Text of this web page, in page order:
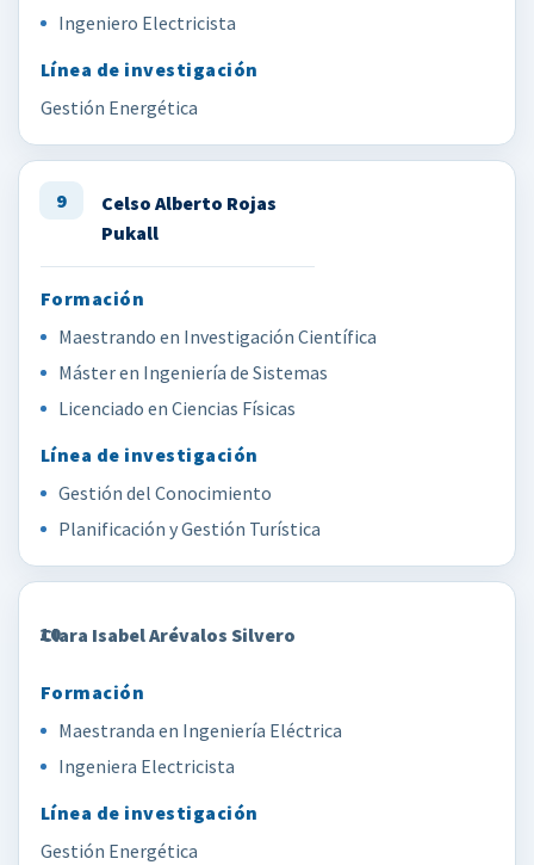
Ingeniero Electricista
Gestión Energética
9
Celso Alberto Rojas
Pukall
Maestrando en Investigación Científica
Máster en Ingeniería de Sistemas
Licenciado en Ciencias Físicas
Gestión del Conocimiento
Planificación y Gestión Turística
10
Clara Isabel Arévalos Silvero
Maestranda en Ingeniería Eléctrica
Ingeniera Electricista
Gestión Energética